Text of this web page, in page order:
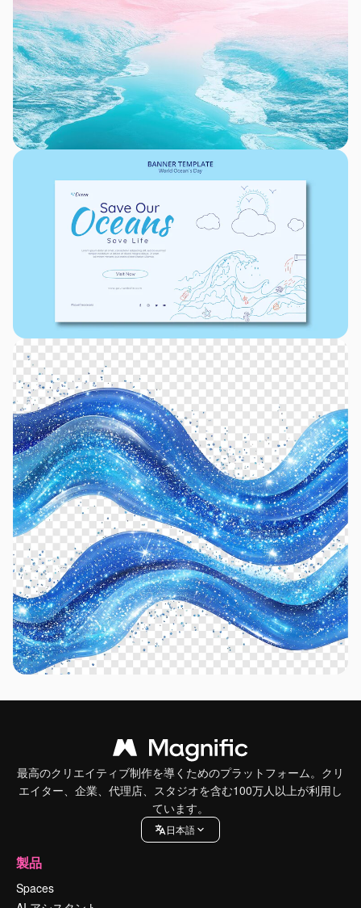
最高のクリエイティブ制作を導くためのプラットフォーム。クリ
エイター、企業、代理店、スタジオを含む100万人以上が利用し
ています。
日本語
製品
Spaces